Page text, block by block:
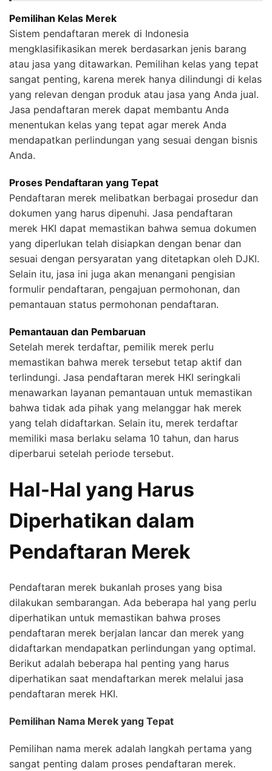
Pemilihan Kelas Merek
Sistem pendaftaran merek di Indonesia
mengklasifikasikan merek berdasarkan jenis barang
atau jasa yang ditawarkan. Pemilihan kelas yang tepat
sangat penting, karena merek hanya dilindungi di kelas
yang relevan dengan produk atau jasa yang Anda jual.
Jasa pendaftaran merek dapat membantu Anda
menentukan kelas yang tepat agar merek Anda
mendapatkan perlindungan yang sesuai dengan bisnis
Anda.
Proses Pendaftaran yang Tepat
Pendaftaran merek melibatkan berbagai prosedur dan
dokumen yang harus dipenuhi. Jasa pendaftaran
merek HKI dapat memastikan bahwa semua dokumen
yang diperlukan telah disiapkan dengan benar dan
sesuai dengan persyaratan yang ditetapkan oleh DJKI.
Selain itu, jasa ini juga akan menangani pengisian
formulir pendaftaran, pengajuan permohonan, dan
pemantauan status permohonan pendaftaran.
Pemantauan dan Pembaruan
Setelah merek terdaftar, pemilik merek perlu
memastikan bahwa merek tersebut tetap aktif dan
terlindungi. Jasa pendaftaran merek HKI seringkali
menawarkan layanan pemantauan untuk memastikan
bahwa tidak ada pihak yang melanggar hak merek
yang telah didaftarkan. Selain itu, merek terdaftar
memiliki masa berlaku selama 10 tahun, dan harus
diperbarui setelah periode tersebut.
Hal-Hal yang Harus
Diperhatikan dalam
Pendaftaran Merek
Pendaftaran merek bukanlah proses yang bisa
dilakukan sembarangan. Ada beberapa hal yang perlu
diperhatikan untuk memastikan bahwa proses
pendaftaran merek berjalan lancar dan merek yang
didaftarkan mendapatkan perlindungan yang optimal.
Berikut adalah beberapa hal penting yang harus
diperhatikan saat mendaftarkan merek melalui jasa
pendaftaran merek HKI.
Pemilihan Nama Merek yang Tepat
Pemilihan nama merek adalah langkah pertama yang
sangat penting dalam proses pendaftaran merek.